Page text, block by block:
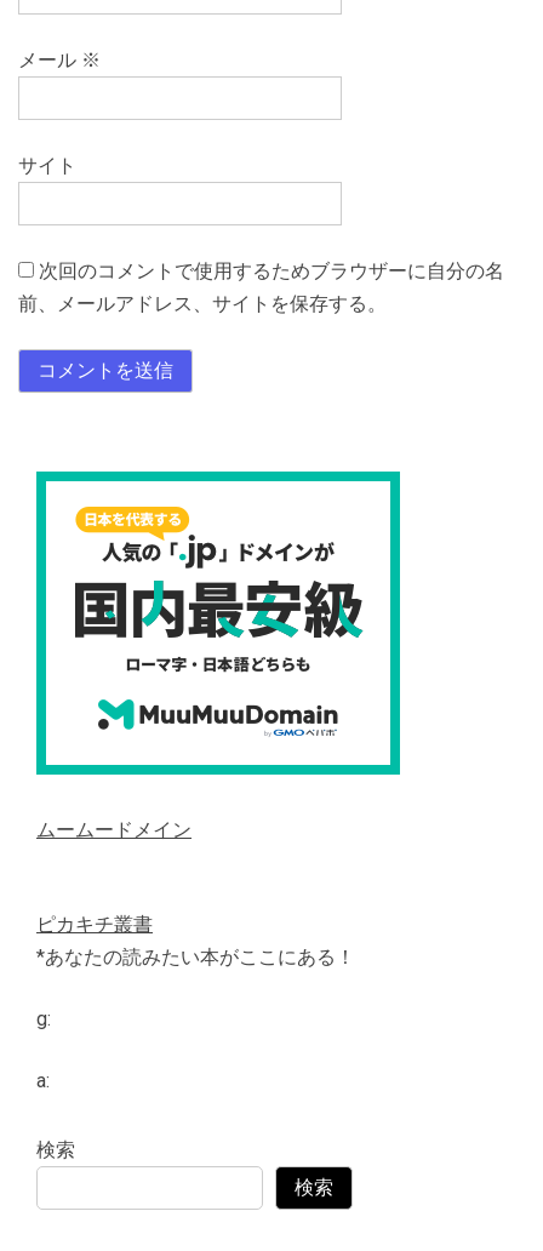
メール ※
サイト
次回のコメントで使用するためブラウザーに自分の名
前、メールアドレス、サイトを保存する。
ムームードメイン
ピカキチ叢書
*あなたの読みたい本がここにある！
g:
a:
検索
検索